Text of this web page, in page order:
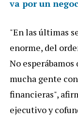
va por un
"En las últimas
enorme, del
No esperábamos
mucha gente
financieras",
ejecutivo y